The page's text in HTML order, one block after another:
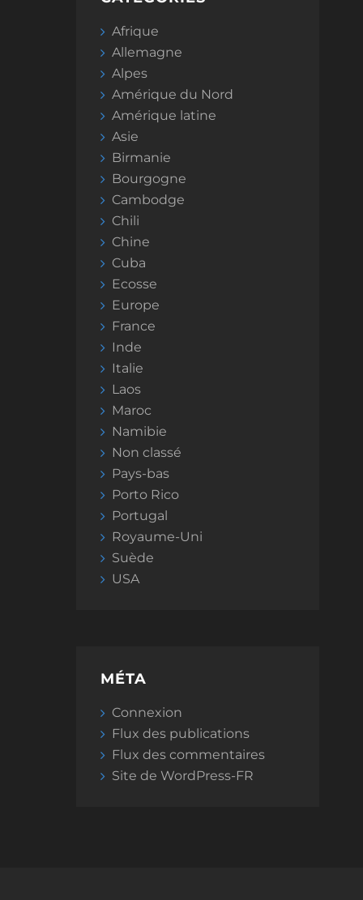
Afrique
Allemagne
Alpes
Amérique du Nord
Amérique latine
Asie
Birmanie
Bourgogne
Cambodge
Chili
Chine
Cuba
Ecosse
Europe
France
Inde
Italie
Laos
Maroc
Namibie
Non classé
Pays-bas
Porto Rico
Portugal
Royaume-Uni
Suède
USA
MÉTA
Connexion
Flux des publications
Flux des commentaires
Site de WordPress-FR